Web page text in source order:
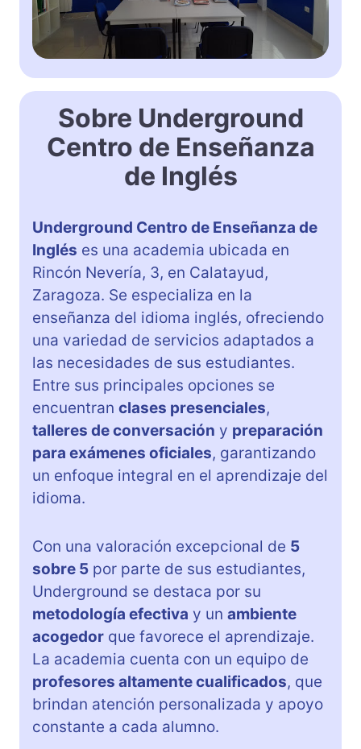
Sobre Underground
Centro de Enseñanza
de Inglés
Underground Centro de Enseñanza de
Inglés es una academia ubicada en
Rincón Nevería, 3, en Calatayud,
Zaragoza. Se especializa en la
enseñanza del idioma inglés, ofreciendo
una variedad de servicios adaptados a
las necesidades de sus estudiantes.
Entre sus principales opciones se
encuentran clases presenciales,
talleres de conversación y preparación
para exámenes oficiales, garantizando
un enfoque integral en el aprendizaje del
idioma.
Con una valoración excepcional de 5
sobre 5 por parte de sus estudiantes,
Underground se destaca por su
metodología efectiva y un ambiente
acogedor que favorece el aprendizaje.
La academia cuenta con un equipo de
profesores altamente cualificados, que
brindan atención personalizada y apoyo
constante a cada alumno.